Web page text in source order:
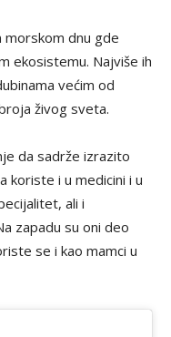
morskom dnu gde
ekosistemu. Najviše ih
većim od
živog sveta.
da sadrže izrazito
koriste i u medicini i u
ali i
zapadu su oni deo
se i kao mamci u